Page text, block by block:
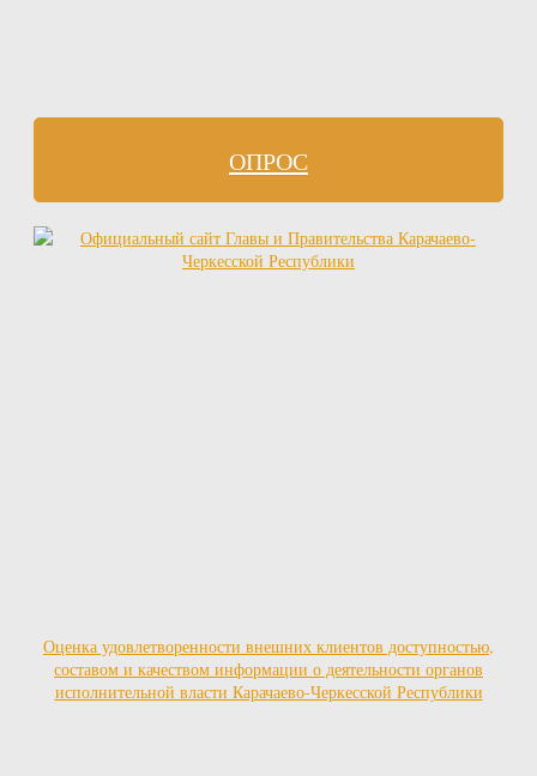
ОПРОС
Оценка удовлетворенности внешних клиентов доступностью,
составом и качеством информации о деятельности органов
исполнительной власти Карачаево-Черкесской Республики